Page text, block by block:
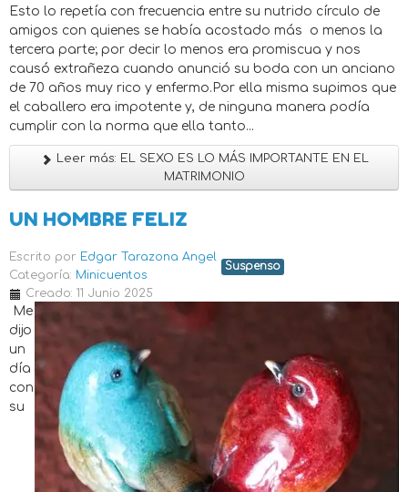
Esto lo repetía con frecuencia entre su nutrido círculo de
amigos con quienes se había acostado más o menos la
tercera parte; por decir lo menos era promiscua y nos
causó extrañeza cuando anunció su boda con un anciano
de 70 años muy rico y enfermo.Por ella misma supimos que
el caballero era impotente y, de ninguna manera podía
cumplir con la norma que ella tanto...
Leer más: EL SEXO ES LO MÁS IMPORTANTE EN EL
MATRIMONIO
UN HOMBRE FELIZ
Escrito por Edgar Tarazona Angel
Categoría: Minicuentos
Creado: 11 Junio 2025
Suspenso
Me
dijo
un
día
con
su